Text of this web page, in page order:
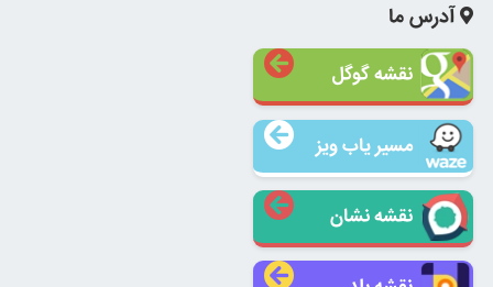
آدرس ما
نقشه گوگل
مسیر یاب ویز
نقشه نشان